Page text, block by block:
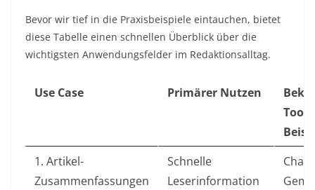
Bevor wir tief in die Praxisbeispiele eintauchen, bietet
diese Tabelle einen schnellen Überblick über die
wichtigsten Anwendungsfelder im Redaktionsalltag.
Use Case Primärer Nutzen
Tool-
1. Artikel-
Zusammenfassungen
Schnelle
Leserinformation